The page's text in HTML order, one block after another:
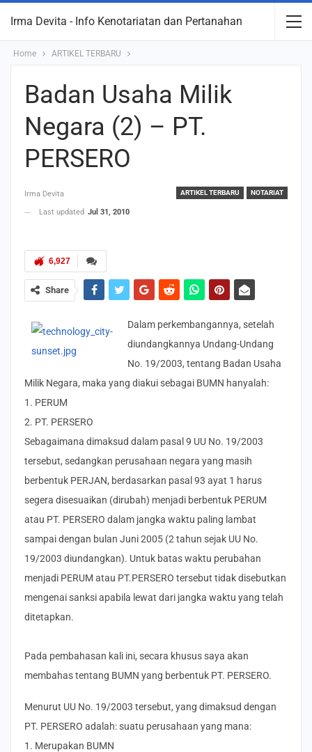
Irma Devita - Info Kenotariatan dan Pertanahan
Home ARTIKEL TERBARU
Badan Usaha Milik
Negara (2) – PT.
PERSERO
ARTIKEL TERBARU NOTARIAT
Irma Devita
Last updated Jul 31, 2010
6,927
Share
Dalam perkembangannya, setelah
diundangkannya Undang-Undang
No. 19/2003, tentang Badan Usaha
Milik Negara, maka yang diakui sebagai BUMN hanyalah:
1. PERUM
2. PT. PERSERO
Sebagaimana dimaksud dalam pasal 9 UU No. 19/2003
tersebut, sedangkan perusahaan negara yang masih
berbentuk PERJAN, berdasarkan pasal 93 ayat 1 harus
segera disesuaikan (dirubah) menjadi berbentuk PERUM
atau PT. PERSERO dalam jangka waktu paling lambat
sampai dengan bulan Juni 2005 (2 tahun sejak UU No.
19/2003 diundangkan). Untuk batas waktu perubahan
menjadi PERUM atau PT.PERSERO tersebut tidak disebutkan
mengenai sanksi apabila lewat dari jangka waktu yang telah
ditetapkan.
Pada pembahasan kali ini, secara khusus saya akan
membahas tentang BUMN yang berbentuk PT. PERSERO.
Menurut UU No. 19/2003 tersebut, yang dimaksud dengan
PT. PERSERO adalah: suatu perusahaan yang mana:
1. Merupakan BUMN